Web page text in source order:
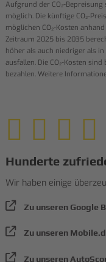
Aufgrund der CO₂-
möglich. Die künftige CO₂-
möglichen CO₂-Kosten
Zeitraum 2025 bis 2035
höher als auch niedriger als
ausfallen. Die CO₂-Kosten
bezahlen. Weitere
Hunderte
Wir haben einige
Zu unseren Google
Zu unseren
Zu unseren